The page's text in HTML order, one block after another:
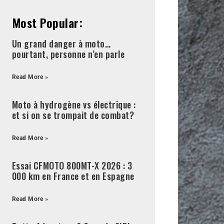
Most Popular:
Un grand danger à moto…
pourtant, personne n’en parle
Read More »
Moto à hydrogène vs électrique :
et si on se trompait de combat?
Read More »
Essai CFMOTO 800MT-X 2026 : 3
000 km en France et en Espagne
Read More »